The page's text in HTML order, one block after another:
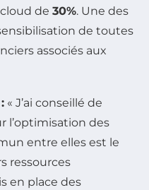
de 30%. Une des
de toutes
associés aux
« J’ai conseillé de
l’optimisation des
entre elles est le
ressources
en place des